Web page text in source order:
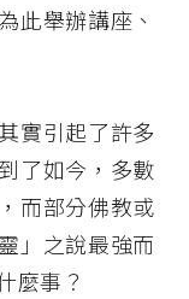
此舉辦講座、
實引起了許多
了如今，多數
而部分佛教或
」之說最強而
麼事？